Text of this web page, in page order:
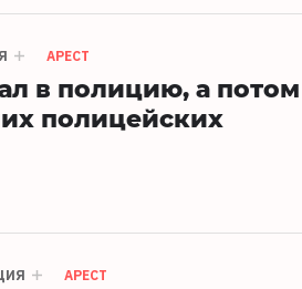
АРЕСТ
в полицию, а потом
полицейских
АРЕСТ